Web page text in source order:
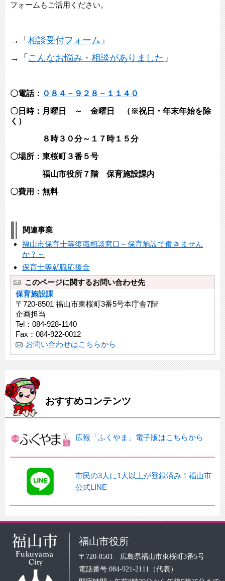
フォームもご活用ください。
→「 相談受付フォーム 」
→「 こんなお悩み・相談がありました 」
〇電話： ０８４－９２８－１１４０
〇日時：月曜日 ～ 金曜日 （※祝日・年末年始を除
く）
８時３０分～１７時１５分
〇場所：東桜町３番５号
福山市役所７階 保育施設課内
〇費用：無料
関連事業
福山市保育士等復職相談窓口～保育施設で働きません
か？～
保育士等就職応援金
このページに関するお問い合わせ先
保育施設課
〒720-8501 福山市東桜町3番5号本庁舎7階
企画担当
Tel：084-928-1140
Fax：084-922-0012
お問い合わせはこちらから
おすすめコンテンツ
広報「ふくやま」電子版はこちらから
市民の3人に1人以上が登録済み！福山市
公式LINE
福山市役所
〒720-8501 広島県福山市東桜町3番5号
電話番号:084-921-2111（代表）